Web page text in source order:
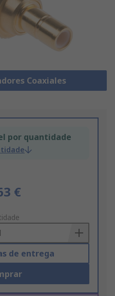
Coaxiales
por quantidade
€
de entrega